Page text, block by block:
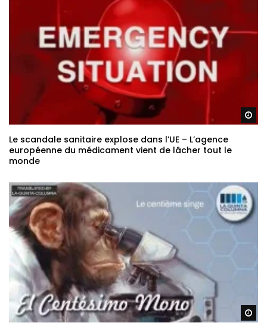
Le scandale sanitaire explose dans l’UE – L’agence
européenne du médicament vient de lâcher tout le
monde